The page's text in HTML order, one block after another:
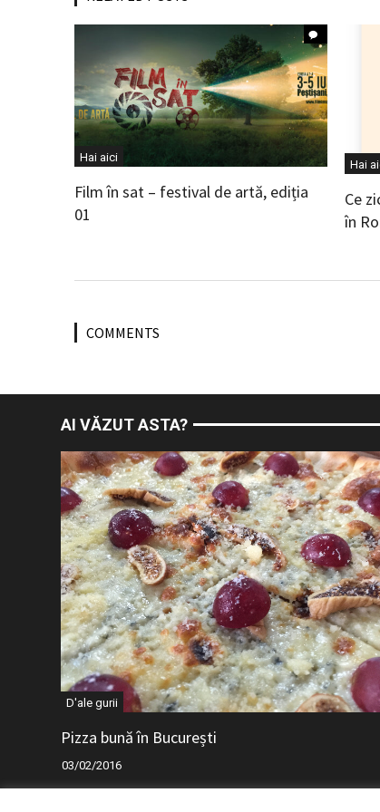
Hai aici
Film în sat – festival de artă, ediția
01
Hai
Ce
în
COMMENTS
AI VĂZUT ASTA?
D'ale gurii
Pizza bună în București
03/02/2016